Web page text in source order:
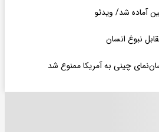
آماده شد/ ویدئو
نبوغ انسان
چینی به آمریکا ممنوع شد